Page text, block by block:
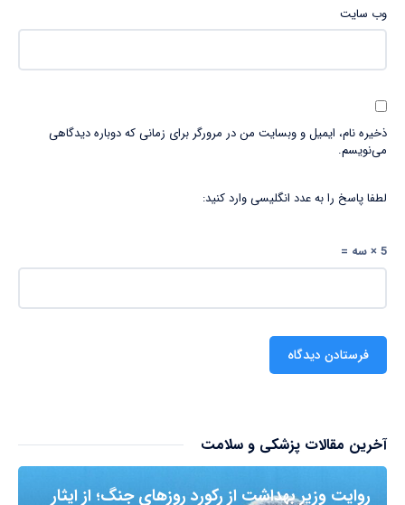
وب‌ سایت
ذخیره نام، ایمیل و وبسایت من در مرورگر برای زمانی که دوباره دیدگاهی
می‌نویسم.
لطفا پاسخ را به عدد انگلیسی وارد کنید:
5 × سه =
آخرین مقالات پزشکی و سلامت
روایت وزیر بهداشت از رکورد روزهای جنگ؛ از ایثار